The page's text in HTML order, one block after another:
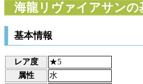
海龍リヴァイアサンの
基本情報
レア度
★5
属性
水